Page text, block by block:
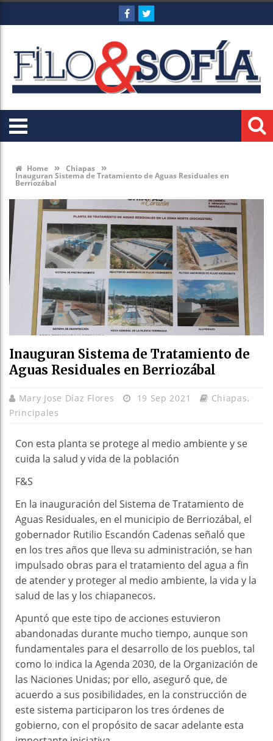
Home » Chiapas »
Inauguran Sistema de Tratamiento de Aguas Residuales en
Berriozábal
Inauguran Sistema de Tratamiento de
Aguas Residuales en Berriozábal
Mary Jose Díaz Flores 19 Sep 2021 Chiapas,
Principales
Con esta planta se protege al medio ambiente y se
cuida la salud y vida de la población
F&S
En la inauguración del Sistema de Tratamiento de
Aguas Residuales, en el municipio de Berriozábal, el
gobernador Rutilio Escandón Cadenas señaló que
en los tres años que lleva su administración, se han
impulsado obras para el tratamiento del agua a fin
de atender y proteger al medio ambiente, la vida y la
salud de las y los chiapanecos.
Apuntó que este tipo de acciones estuvieron
abandonadas durante mucho tiempo, aunque son
fundamentales para el desarrollo de los pueblos, tal
como lo indica la Agenda 2030, de la Organización de
las Naciones Unidas; por ello, aseguró que, de
acuerdo a sus posibilidades, en la construcción de
este sistema participaron los tres órdenes de
gobierno, con el propósito de sacar adelante esta